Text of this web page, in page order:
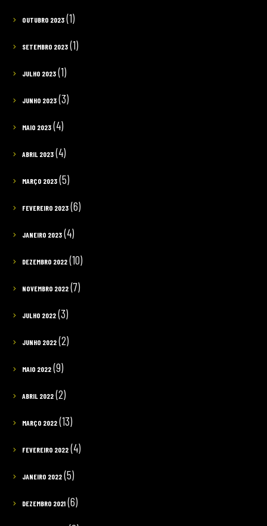
OUTUBRO 2023(1)
SETEMBRO 2023(1)
JULHO 2023(1)
JUNHO 2023(3)
MAIO 2023(4)
ABRIL 2023(4)
MARÇO 2023(5)
FEVEREIRO 2023(6)
JANEIRO 2023(4)
DEZEMBRO 2022(10)
NOVEMBRO 2022(7)
JULHO 2022(3)
JUNHO 2022(2)
MAIO 2022(9)
ABRIL 2022(2)
MARÇO 2022(13)
FEVEREIRO 2022(4)
JANEIRO 2022(5)
DEZEMBRO 2021(6)